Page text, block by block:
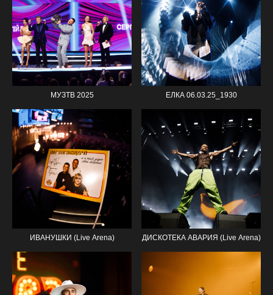
МУЗТВ 2025 ЕЛКА 06.03.25_1930
ИВАНУШКИ (Live Arena) ДИСКОТЕКА АВАРИЯ (Live Arena)